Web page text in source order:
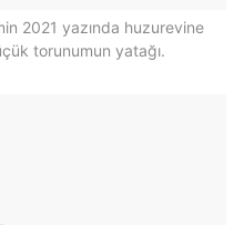
2021 yazında huzurevine
torunumun yatağı.